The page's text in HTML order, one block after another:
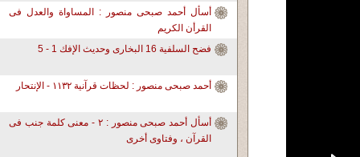
أسأل أحمد صبحى منصور : المساواة والعدل فى
القرأن الكريم
فضح السلفية 16 البخارى وحديث الإفك 1 - 5
أحمد صبحى منصور : لحظات قرآنية ١١٣٢ - الإنتحار
أسأل أحمد صبحى منصور : ٢ - معنى كلمة جنب فى
القرآن ، وفتاوى أخرى